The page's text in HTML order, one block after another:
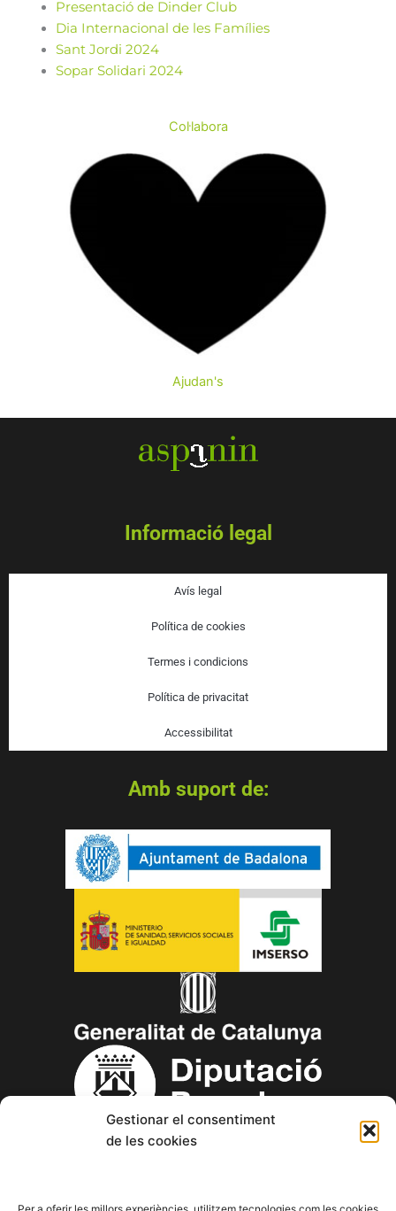
Gestionar el consentiment
de les cookies
Presentació de Dinder Club
Dia Internacional de les Famílies
Sant Jordi 2024
Sopar Solidari 2024
Col·labora
QUALITAT DE VIDA DE
INTEL·LECTUAL
Ajudan's
Informació legal
Avís legal
Política de cookies
Termes i condicions
Política de privacitat
Accessibilitat
Amb suport de: